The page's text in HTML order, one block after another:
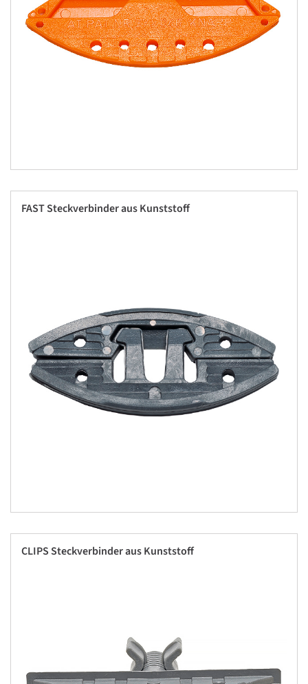
FAST Steckverbinder aus Kunststoff
CLIPS Steckverbinder aus Kunststoff